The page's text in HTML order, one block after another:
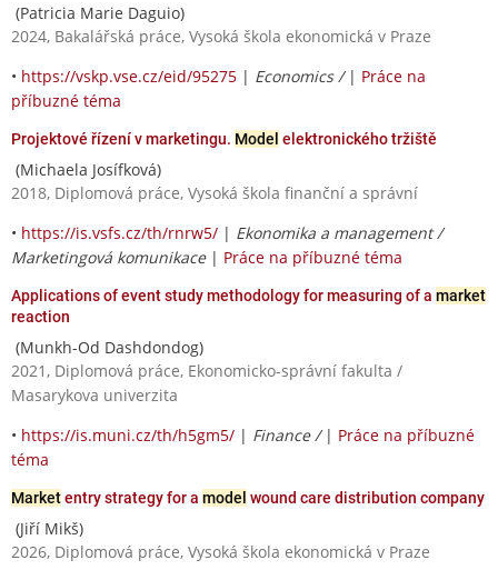
(Patricia Marie Daguio)
2024, Bakalářská práce, Vysoká škola ekonomická v Praze
• https://vskp.vse.cz/eid/95275 | Economics / | Práce na
příbuzné téma
Projektové řízení v marketingu. Model elektronického tržiště
(Michaela Josífková)
2018, Diplomová práce, Vysoká škola finanční a správní
• https://is.vsfs.cz/th/rnrw5/ | Ekonomika a management /
Marketingová komunikace| Práce na příbuzné téma
Applications of event study methodology for measuring of a market
reaction
(Munkh-Od Dashdondog)
2021, Diplomová práce, Ekonomicko-správní fakulta /
Masarykova univerzita
• https://is.muni.cz/th/h5gm5/ | Finance / | Práce na příbuzné
téma
Marketentry strategy for a model wound care distribution company
(Jiří Mikš)
2026, Diplomová práce, Vysoká škola ekonomická v Praze